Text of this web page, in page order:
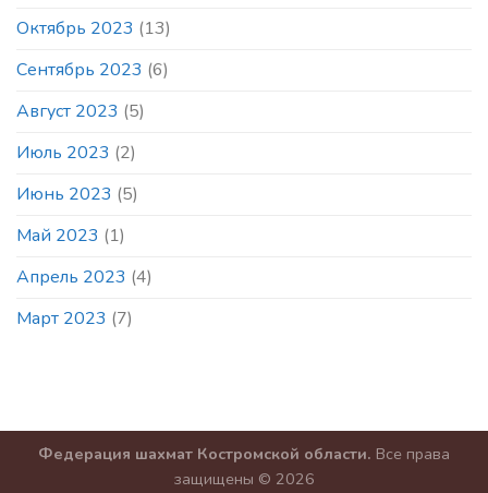
Октябрь 2023 (13)
Сентябрь 2023 (6)
Август 2023 (5)
Июль 2023 (2)
Июнь 2023 (5)
Май 2023 (1)
Апрель 2023 (4)
Март 2023 (7)
Федерация шахмат Костромской области. Все права
защищены © 2026